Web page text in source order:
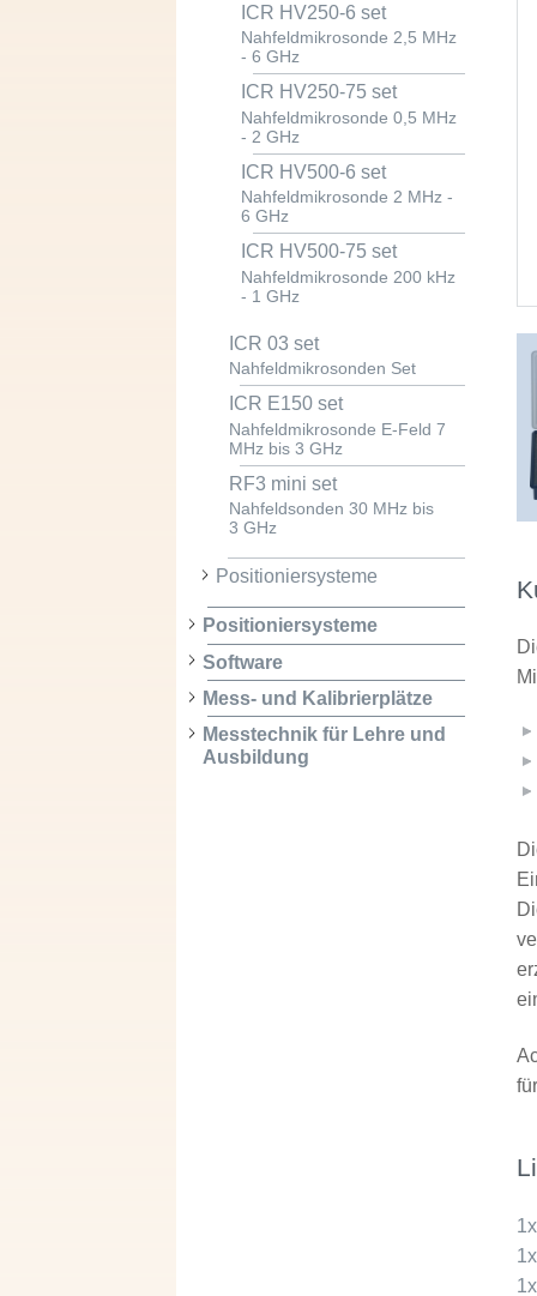
ICR HV250-6 set
Nahfeldmikrosonde 2,5 MHz
- 6 GHz
ICR HV250-75 set
Nahfeldmikrosonde 0,5 MHz
- 2 GHz
ICR HV500-6 set
Nahfeldmikrosonde 2 MHz -
6 GHz
ICR HV500-75 set
Nahfeldmikrosonde 200 kHz
- 1 GHz
ICR 03 set
Nahfeldmikrosonden Set
ICR E150 set
Nahfeldmikrosonde E-Feld 7
MHz bis 3 GHz
RF3 mini set
Nahfeldsonden 30 MHz bis
3 GHz
Positioniersysteme
Positioniersysteme
Software
Mess- und Kalibrierplätze
Messtechnik für Lehre und
Ausbildung
1x
1x
1x